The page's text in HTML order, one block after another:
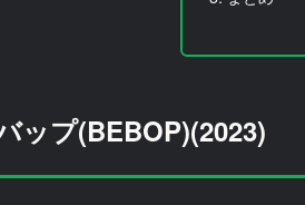
ップ(BEBOP)(2023)